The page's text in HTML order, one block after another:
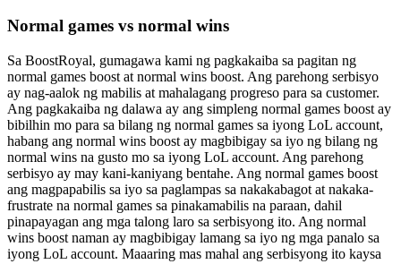
Normal games vs normal wins
Sa BoostRoyal, gumagawa kami ng pagkakaiba sa pagitan ng
normal games boost at normal wins boost. Ang parehong serbisyo
ay nag-aalok ng mabilis at mahalagang progreso para sa customer.
Ang pagkakaiba ng dalawa ay ang simpleng normal games boost ay
bibilhin mo para sa bilang ng normal games sa iyong LoL account,
habang ang normal wins boost ay magbibigay sa iyo ng bilang ng
normal wins na gusto mo sa iyong LoL account. Ang parehong
serbisyo ay may kani-kaniyang bentahe. Ang normal games boost
ang magpapabilis sa iyo sa paglampas sa nakakabagot at nakaka-
frustrate na normal games sa pinakamabilis na paraan, dahil
pinapayagan ang mga talong laro sa serbisyong ito. Ang normal
wins boost naman ay magbibigay lamang sa iyo ng mga panalo sa
iyong LoL account. Maaaring mas mahal ang serbisyong ito kaysa